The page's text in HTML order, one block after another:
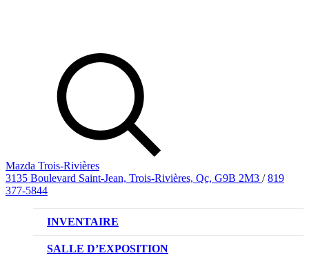
Mazda Trois-Rivières
3135 Boulevard Saint-Jean, Trois-Rivières, Qc, G9B 2M3 / 819
377-5844
INVENTAIRE
VÉHICULES NEUFS
SALLE D’EXPOSITION